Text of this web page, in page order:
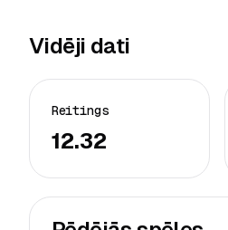
Vidēji dati
Reitings
12.32